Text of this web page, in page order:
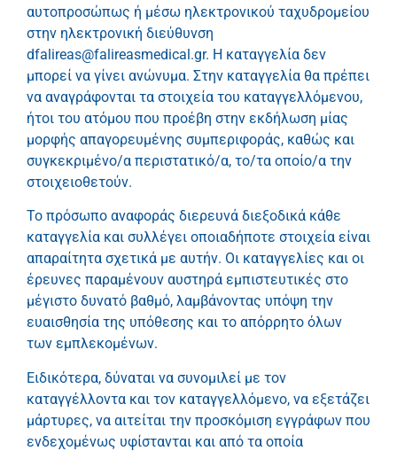
αυτοπροσώπως ή μέσω ηλεκτρονικού ταχυδρομείου
στην ηλεκτρονική διεύθυνση
dfalireas@falireasmedical.gr. Η καταγγελία δεν
μπορεί να γίνει ανώνυμα. Στην καταγγελία θα πρέπει
να αναγράφονται τα στοιχεία του καταγγελλόμενου,
ήτοι του ατόμου που προέβη στην εκδήλωση μίας
μορφής απαγορευμένης συμπεριφοράς, καθώς και
συγκεκριμένο/α περιστατικό/α, το/τα οποίο/α την
στοιχειοθετούν.
Το πρόσωπο αναφοράς διερευνά διεξοδικά κάθε
καταγγελία και συλλέγει οποιαδήποτε στοιχεία είναι
απαραίτητα σχετικά με αυτήν. Οι καταγγελίες και οι
έρευνες παραμένουν αυστηρά εμπιστευτικές στο
μέγιστο δυνατό βαθμό, λαμβάνοντας υπόψη την
ευαισθησία της υπόθεσης και το απόρρητο όλων
των εμπλεκομένων.
Ειδικότερα, δύναται να συνομιλεί με τον
καταγγέλλοντα και τον καταγγελλόμενο, να εξετάζει
μάρτυρες, να αιτείται την προσκόμιση εγγράφων που
ενδεχομένως υφίστανται και από τα οποία